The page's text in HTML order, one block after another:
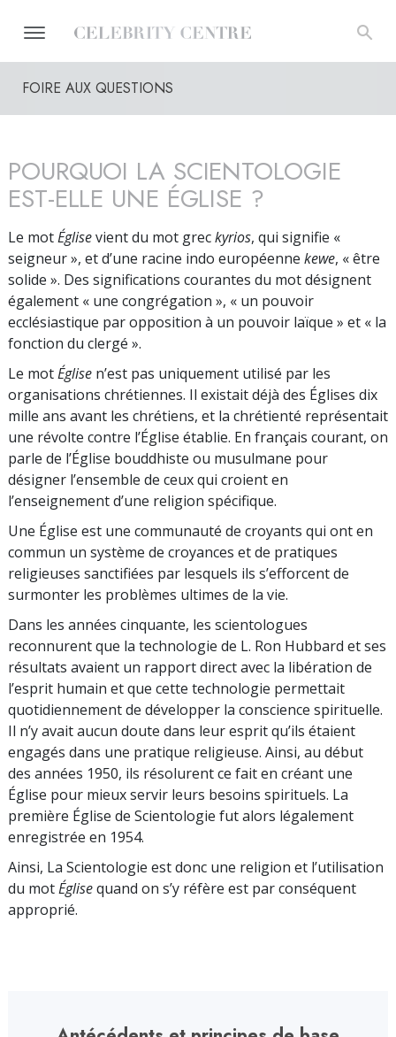
FOIRE AUX QUESTIONS
POURQUOI LA SCIENTOLOGIE
EST-ELLE UNE ÉGLISE ?
Le motÉglisevient du mot greckyrios, qui signifie «
seigneur », et d’une racine indo européenne kewe, « être
solide ». Des significations courantes du mot désignent
également « une congrégation », « un pouvoir
ecclésiastique par opposition à un pouvoir laïque » et « la
fonction du clergé ».
Le motÉglise n’est pas uniquement utilisé par les
organisations chrétiennes. Il existait déjà des Églises dix
mille ans avant les chrétiens, et la chrétienté représentait
une révolte contre l’Église établie. En français courant, on
parle de l’Église bouddhiste ou musulmane pour
désigner l’ensemble de ceux qui croient en
l’enseignement d’une religion spécifique.
Une Église est une communauté de croyants qui ont en
commun un système de croyances et de pratiques
religieuses sanctifiées par lesquels ils s’efforcent de
surmonter les problèmes ultimes de la vie.
Dans les années cinquante, les scientologues
reconnurent que la technologie de L. Ron Hubbard et ses
résultats avaient un rapport direct avec la libération de
l’esprit humain et que cette technologie permettait
quotidiennement de développer la conscience spirituelle.
Il n’y avait aucun doute dans leur esprit qu’ils étaient
engagés dans une pratique religieuse. Ainsi, au début
des années 1950, ils résolurent ce fait en créant une
Église pour mieux servir leurs besoins spirituels. La
première Église de Scientologie fut alors légalement
enregistrée en 1954.
Ainsi, La Scientologie est donc une religion et l’utilisation
du motÉglisequand on s’y réfère est par conséquent
approprié.